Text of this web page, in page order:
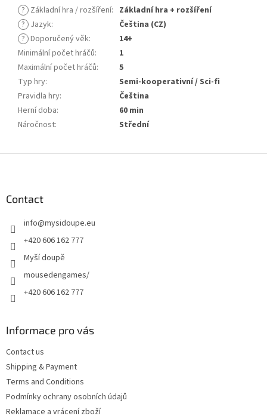
? Základní hra / rozšíření: Základní hra + rozšíření
? Jazyk:
Čeština (CZ)
? Doporučený věk:
14+
Minimální počet hráčů:
1
Maximální počet hráčů:
5
Typ hry:
Semi-kooperativní / Sci-fi
Pravidla hry:
Čeština
Herní doba:
60 min
Náročnost: Střední
Contact
info@mysidoupe.eu
+420 606 162 777
Myší doupě
mousedengames/
+420 606 162 777
Informace pro vás
Contact us
Shipping & Payment
Terms and Conditions
Podmínky ochrany osobních údajů
Reklamace a vrácení zboží